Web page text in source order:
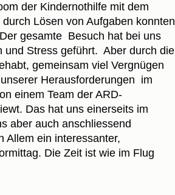
der Kindernothilfe mit dem
Lösen von Aufgaben konnten
gesamte Besuch hat bei uns
und Stress geführt. Aber durch die
gemeinsam viel Vergnügen
Herausforderungen im
einem Team der ARD-
Das hat uns einerseits im
aber auch anschliessend
Allem ein interessanter,
Die Zeit ist wie im Flug